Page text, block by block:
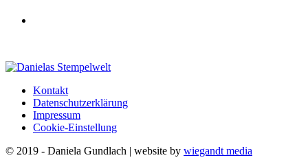
Kontakt
Datenschutzerklärung
Impressum
Cookie-Einstellung
© 2019 - Daniela Gundlach | website by wiegandt media